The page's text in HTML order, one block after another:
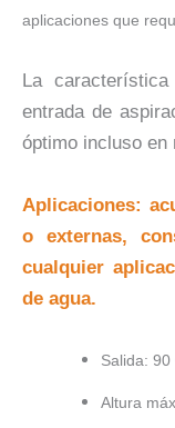
aplicaciones que
La
entrada de
óptimo incluso en
Aplicaciones:
o externas,
cualquier
de agua.
Salida: 90
Altura